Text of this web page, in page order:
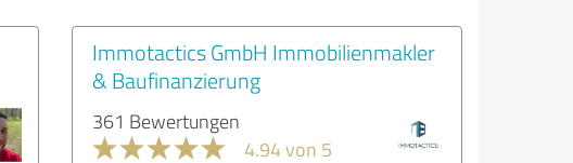
Immotactics GmbH Immobilienmakler
& Baufinanzierung
361 Bewertungen
4.94 von 5